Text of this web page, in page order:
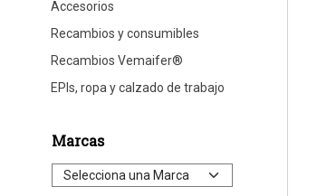
Accesorios
Recambios y consumibles
Recambios Vemaifer®
EPIs, ropa y calzado de trabajo
Marcas